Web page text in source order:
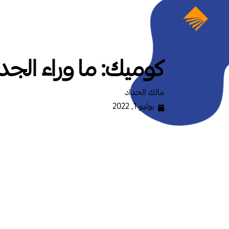
كوميك: ما وراء
مالك الحداد
يوليو 1, 2022